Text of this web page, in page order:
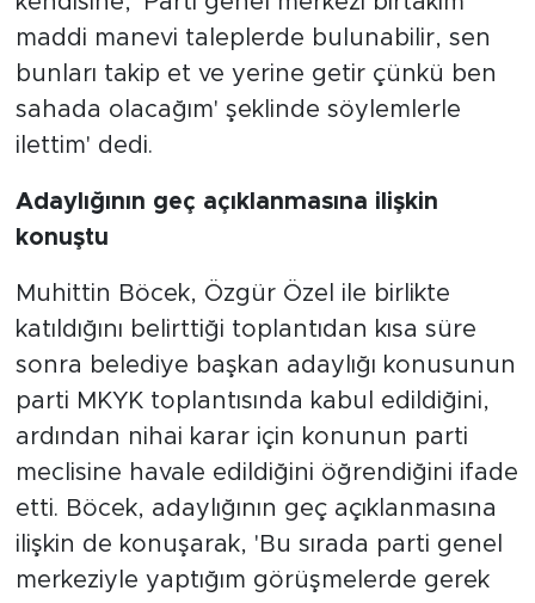
maddi manevi taleplerde bulunabilir, sen
bunları takip et ve yerine getir çünkü ben
sahada olacağım' şeklinde söylemlerle
ilettim' dedi.
Adaylığının geç açıklanmasına ilişkin
konuştu
Muhittin Böcek, Özgür Özel ile birlikte
katıldığını belirttiği toplantıdan kısa süre
sonra belediye başkan adaylığı konusunun
parti MKYK toplantısında kabul edildiğini,
ardından nihai karar için konunun parti
meclisine havale edildiğini öğrendiğini ifade
etti. Böcek, adaylığının geç açıklanmasına
ilişkin de konuşarak, 'Bu sırada parti genel
merkeziyle yaptığım görüşmelerde gerek